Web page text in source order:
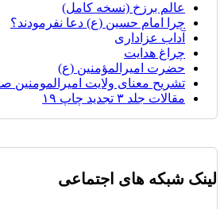
عالم برزخ (نسخه کامل)
چرا امام حسین (ع) دعا نفرمودند؟
آداب عزاداری
چراغ هدایت
حضرت امیرالمؤمنین (ع)
تشریح معنای ولایت امیرالمومنین
مقالات جلد ۳ تجدید چاپ ۱۹
لینک شبکه های اجتماعی